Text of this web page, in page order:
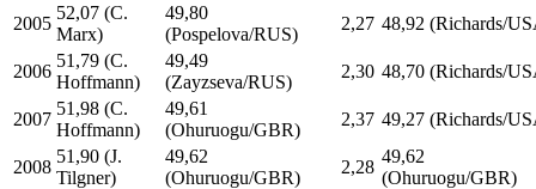
2005
52,07 (C.
Marx)
49,80
(Pospelova/RUS)
2,27 48,92 (Richards/
2006
51,79 (C.
Hoffmann)
49,49
(Zayzseva/RUS)
2,30 48,70 (Richards/
2007
51,98 (C.
Hoffmann)
49,61
(Ohuruogu/GBR)
2,37 49,27 (Richards/
2008
51,90 (J.
Tilgner)
49,62
(Ohuruogu/GBR)
2,28
49,62
(Ohuruogu/GBR)